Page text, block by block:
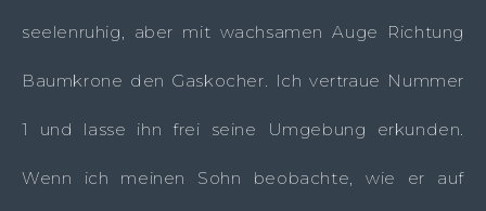
seelenruhig, aber mit wachsamen Auge Richtung
Baumkrone den Gaskocher. Ich vertraue Nummer
1 und lasse ihn frei seine Umgebung erkunden.
Wenn ich meinen Sohn beobachte, wie er auf